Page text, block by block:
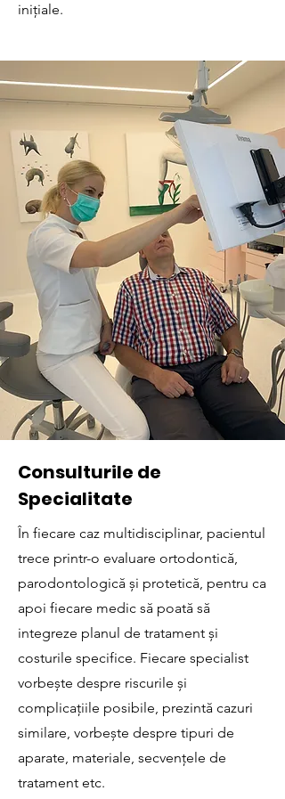
inițiale.
Consulturile de
Specialitate
În fiecare caz multidisciplinar, pacientul
trece printr-o evaluare ortodontică,
parodontologică și protetică, pentru ca
apoi fiecare medic să poată să
integreze planul de tratament și
costurile specifice. Fiecare specialist
vorbește despre riscurile și
complicațiile posibile, prezintă cazuri
similare, vorbește despre tipuri de
aparate, materiale, secvențele de
tratament etc.